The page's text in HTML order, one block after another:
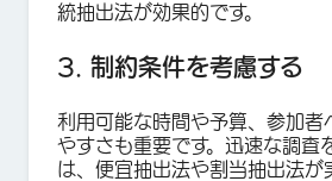
統抽出法が効果的です。
3. 制約条件を考慮する
利用可能な時間や予算、参加者
やすさも重要です。迅速な調査
は、便宜抽出法や割当抽出法が